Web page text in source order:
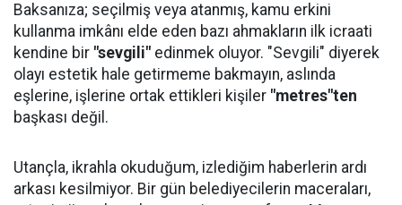
Baksanıza; seçilmiş veya atanmış, kamu erkini
kullanma imkânı elde eden bazı ahmakların ilk icraati
kendine bir "sevgili" edinmek oluyor. "Sevgili" diyerek
olayı estetik hale getirmeme bakmayın, aslında
eşlerine, işlerine ortak ettikleri kişiler "metres"ten
başkası değil.
Utançla, ikrahla okuduğum, izlediğim haberlerin ardı
arkası kesilmiyor. Bir gün belediyecilerin maceraları,